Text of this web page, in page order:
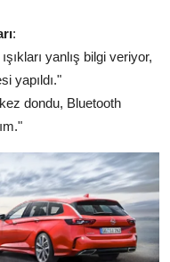
:
yanlış bilgi veriyor,
yapıldı."
dondu, Bluetooth